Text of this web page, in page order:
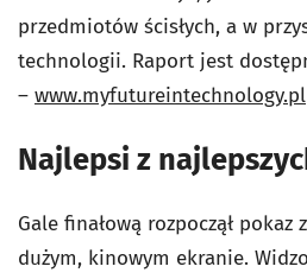
przedmiotów ścisłych, a w
technologii. Raport jest
– www.myfutureintechnology.pl
Najlepsi z
Gale finałową rozpoczął
dużym, kinowym ekranie.